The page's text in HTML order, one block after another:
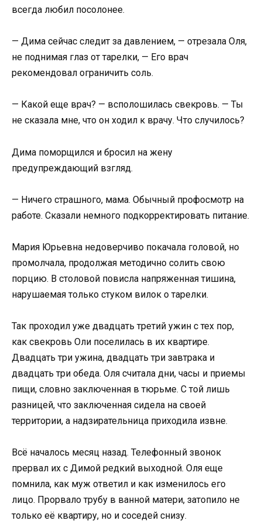
всегда любил посолонее.
— Дима сейчас следит за давлением, — отрезала Оля,
не поднимая глаз от тарелки, — Его врач
рекомендовал ограничить соль.
— Какой еще врач? — всполошилась свекровь. — Ты
не сказала мне, что он ходил к врачу. Что случилось?
Дима поморщился и бросил на жену
предупреждающий взгляд.
— Ничего страшного, мама. Обычный профосмотр на
работе. Сказали немного подкорректировать питание.
Мария Юрьевна недоверчиво покачала головой, но
промолчала, продолжая методично солить свою
порцию. В столовой повисла напряженная тишина,
нарушаемая только стуком вилок о тарелки.
Так проходил уже двадцать третий ужин с тех пор,
как свекровь Оли поселилась в их квартире.
Двадцать три ужина, двадцать три завтрака и
двадцать три обеда. Оля считала дни, часы и приемы
пищи, словно заключенная в тюрьме. С той лишь
разницей, что заключенная сидела на своей
территории, а надзирательница приходила извне.
Всё началось месяц назад. Телефонный звонок
прервал их с Димой редкий выходной. Оля еще
помнила, как муж ответил и как изменилось его
лицо. Прорвало трубу в ванной матери, затопило не
только её квартиру, но и соседей снизу.